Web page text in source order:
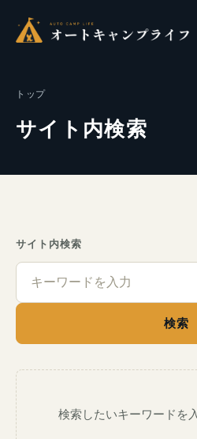
トップ
サイト内検索
サイト内検索
検索
検索したいキーワードを